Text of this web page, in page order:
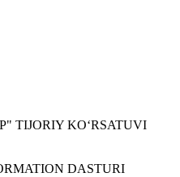
TIJORIY KO‘RSATUVI
DASTURI